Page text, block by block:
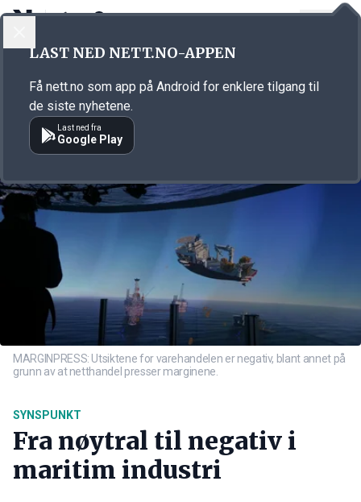
Annonsørinnhold
MARGINPRESS: Utsiktene for varehandelen er negativ, blant annet på
grunn av at netthandel presser marginene.
SYNSPUNKT
Fra nøytral til negativ i
maritim industri
LAST NED NETT.NO-APPEN
Få nett.no som app på Android for enklere tilgang til
de siste nyhetene.
Last ned fra
Google Play